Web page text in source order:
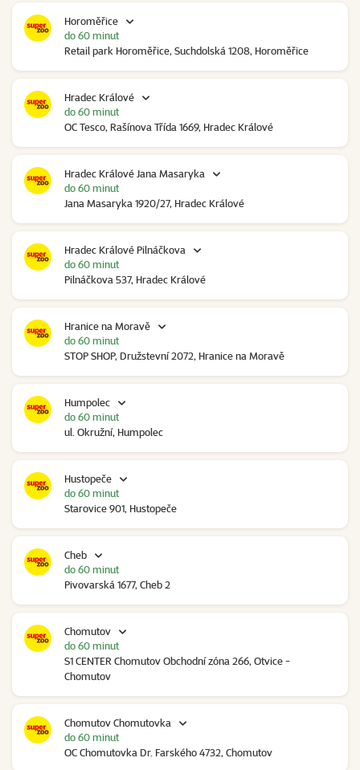
Horoměřice
Retail park Horoměřice, Suchdolská 1208, Horoměřice
do 60 minut
Hradec Králové
OC Tesco, Rašínova Třída 1669, Hradec Králové
do 60 minut
Hradec Králové Jana Masaryka
Jana Masaryka 1920/27, Hradec Králové
do 60 minut
Hradec Králové Pilnáčkova
Pilnáčkova 537, Hradec Králové
do 60 minut
Hranice na Moravě
STOP SHOP, Družstevní 2072, Hranice na Moravě
do 60 minut
Humpolec
ul. Okružní, Humpolec
do 60 minut
Hustopeče
Starovice 901, Hustopeče
do 60 minut
Cheb
Pivovarská 1677, Cheb 2
do 60 minut
Chomutov
S1 CENTER Chomutov Obchodní zóna 266, Otvice -
Chomutov
do 60 minut
Chomutov Chomutovka
OC Chomutovka Dr. Farského 4732, Chomutov
do 60 minut